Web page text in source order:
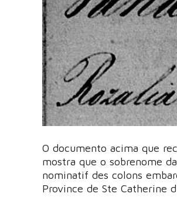
O documento acima que
mostra que o sobrenome
nominatif des colons
Province de Ste Catherine